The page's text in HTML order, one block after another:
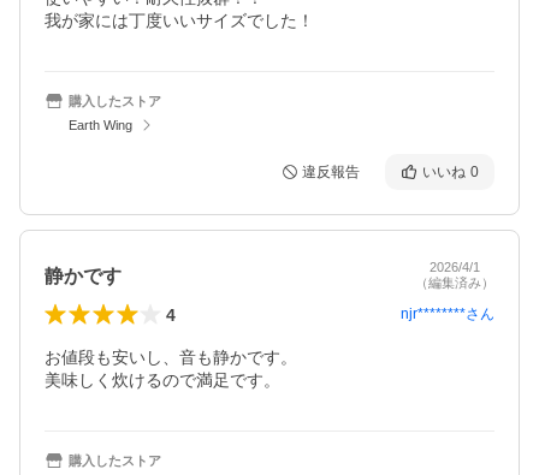
我が家には丁度いいサイズでした！
購入したストア
Earth Wing
違反報告 いいね 0
静かです
2026/4/1
（編集済み）
4 njr********さん
お値段も安いし、音も静かです。
購入したストア